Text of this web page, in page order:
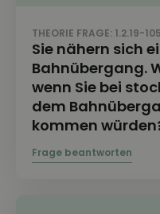
THEORIE FRAGE: 1.2.19-105
Sie nähern sich
Bahnübergang.
wenn Sie bei
dem
kommen